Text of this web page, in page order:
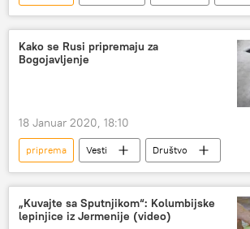
Marija Zaharova
brifing
Kako se Rusi pripremaju za
Bogojavljenje
18 Januar 2020, 18:10
priprema Vesti
Društvo
Bogojavljenje
„Kuvajte sa Sputnjikom“: Kolumbijske
lepinjice iz Jermenije (video)